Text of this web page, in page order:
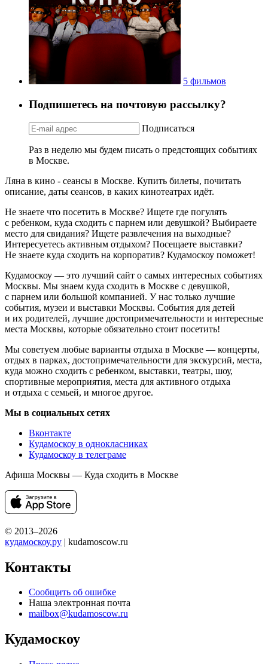
5 фильмов
Подпишетесь на почтовую рассылку?
Подписаться
Раз в неделю мы будем писать о предстоящих событиях
в Москве.
Ляна в кино - сеансы в Москве. Купить билеты, почитать
описание, даты сеансов, в каких кинотеатрах идёт.
Не знаете что посетить в Москве? Ищете где погулять
с ребенком, куда сходить с парнем или девушкой? Выбираете
место для свидания? Ищете развлечения на выходные?
Интересуетесь активным отдыхом? Посещаете выставки?
Не знаете куда сходить на корпоратив? Кудамоскоу поможет!
Кудамоскоу — это лучший сайт о самых интересных событиях
Москвы. Мы знаем куда сходить в Москве с девушкой,
с парнем или большой компанией. У нас только лучшие
события, музеи и выставки Москвы. События для детей
и их родителей, лучшие достопримечательности и интересные
места Москвы, которые обязательно стоит посетить!
Мы советуем любые варианты отдыха в Москве — концерты,
отдых в парках, достопримечательности для экскурсий, места,
куда можно сходить с ребенком, выставки, театры, шоу,
спортивные мероприятия, места для активного отдыха
и отдыха с семьей, и многое другое.
Мы в социальных сетях
Вконтакте
Кудамоскоу в однокласниках
Кудамоскоу в телеграме
Афиша Москвы — Куда сходить в Москве
© 2013–2026
кудамоскоу.ру | kudamoscow.ru
Контакты
Сообщить об ошибке
Наша электронная почта
mailbox@kudamoscow.ru
Кудамоскоу